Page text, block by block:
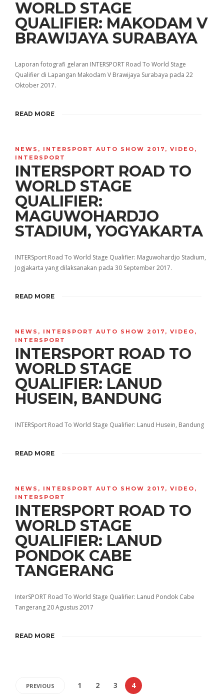
WORLD STAGE
QUALIFIER: MAKODAM V
BRAWIJAYA SURABAYA
Laporan fotografi gelaran INTERSPORT Road To World Stage
Qualifier di Lapangan Makodam V Brawijaya Surabaya pada 22
Oktober 2017.
READ MORE
NEWS , INTERSPORT AUTO SHOW 2017 , VIDEO ,
INTERSPORT
INTERSPORT ROAD TO
WORLD STAGE
QUALIFIER:
MAGUWOHARDJO
STADIUM, YOGYAKARTA
INTERSport Road To World Stage Qualifier: Maguwohardjo Stadium,
Jogjakarta yang dilaksanakan pada 30 September 2017.
READ MORE
NEWS , INTERSPORT AUTO SHOW 2017 , VIDEO ,
INTERSPORT
INTERSPORT ROAD TO
WORLD STAGE
QUALIFIER: LANUD
HUSEIN, BANDUNG
INTERSport Road To World Stage Qualifier: Lanud Husein, Bandung
READ MORE
NEWS , INTERSPORT AUTO SHOW 2017 , VIDEO ,
INTERSPORT
INTERSPORT ROAD TO
WORLD STAGE
QUALIFIER: LANUD
PONDOK CABE
TANGERANG
InterSPORT Road To World Stage Qualifier: Lanud Pondok Cabe
Tangerang 20 Agustus 2017
READ MORE
PREVIOUS 1 2 3 4